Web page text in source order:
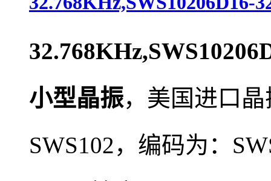
小型晶振， 美国进口
SWS102，编码为：